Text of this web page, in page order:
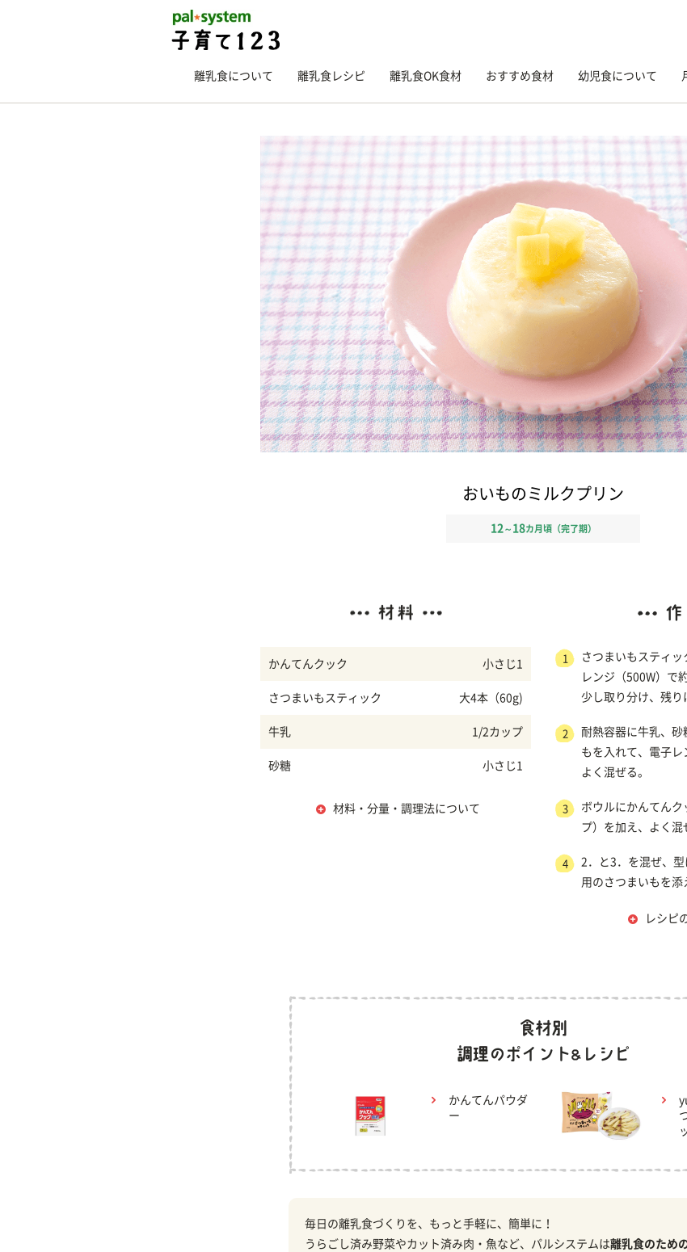
離乳食について 離乳食レシピ 離乳食OK食材 おすすめ食材 幼児食について
おいものミルクプリン
12 ～ 18カ月頃（完了期）
かんてんクック 小さじ1
さつまいもスティック 大4本（60g)
牛乳 1/2カップ
砂糖 小さじ1
材料・分量・調理法について
1
さつまいもスティ
レンジ（500W）で
少し取り分け、残り
2
耐熱容器に牛乳、
もを入れて、電子
よく混ぜる。
3
ボウルにかんてん
プ）を加え、よく混
4
2．と3．を混ぜ、
用のさつまいもを添
レシピ
かんてんパウダ
ー
毎日の離乳食づくりを、もっと手軽に、簡単に！
うらごし済み野菜やカット済み肉・魚など、パルシステムは離乳食のため